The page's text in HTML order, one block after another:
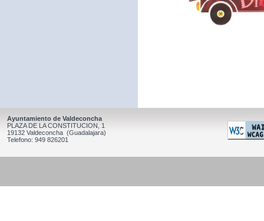
Ayuntamiento de Valdeconcha
PLAZA DE LA CONSTITUCION, 1
19132 Valdeconcha (Guadalajara)
Telefono: 949 826201